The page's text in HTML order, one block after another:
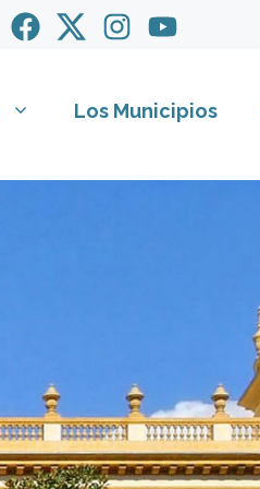
Los Municipios